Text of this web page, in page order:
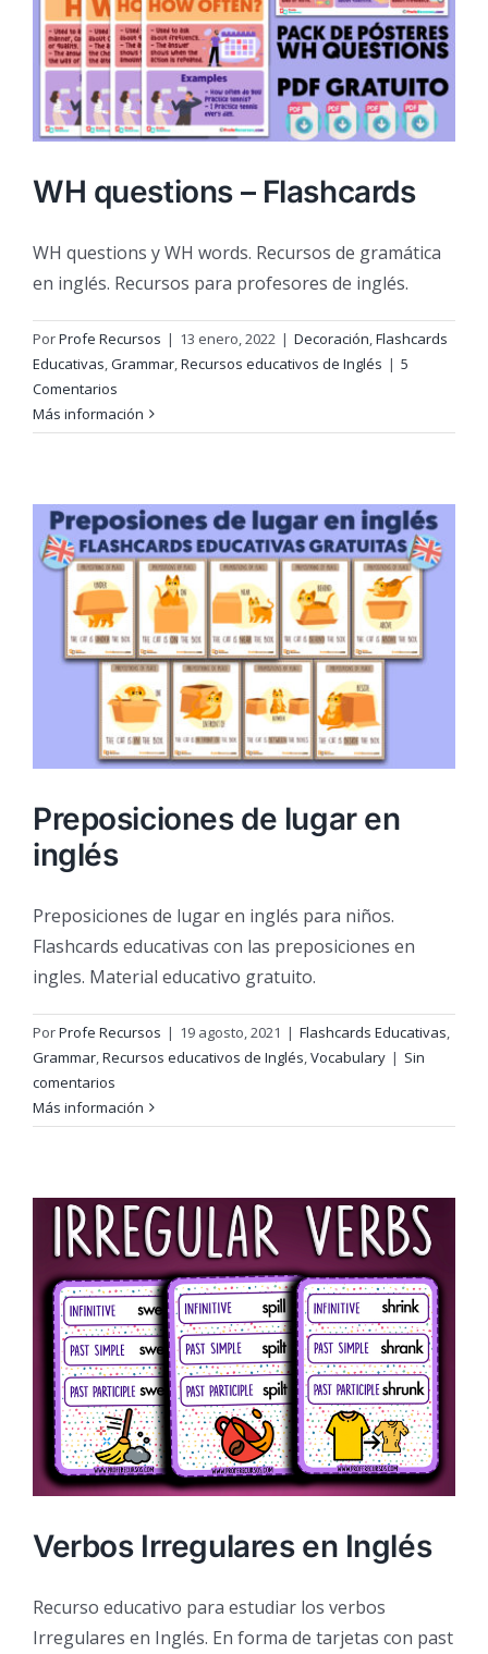
WH questions – Flashcards
WH questions y WH words. Recursos de gramática
en inglés. Recursos para profesores de inglés.
PorProfe Recursos | 13 enero, 2022 | Decoración,Flashcards
Educativas,Grammar,Recursos educativos de Inglés | 5
Comentarios
Más información
Preposiciones de lugar en
inglés
Preposiciones de lugar en inglés para niños.
Flashcards educativas con las preposiciones en
ingles. Material educativo gratuito.
PorProfe Recursos | 19 agosto, 2021 | Flashcards Educativas,
Grammar,Recursos educativos de Inglés,Vocabulary | Sin
comentarios
Más información
Verbos Irregulares en Inglés
Recurso educativo para estudiar los verbos
Irregulares en Inglés. En forma de tarjetas con past